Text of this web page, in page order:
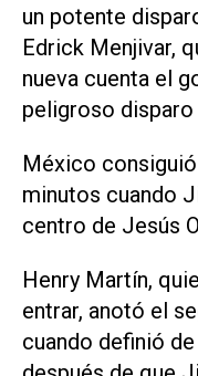
un potente
Edrick Menjivar,
nueva cuenta el
peligroso disparo
México
minutos cuando
centro de Jesús
Henry Martín,
entrar, anotó el
cuando definió